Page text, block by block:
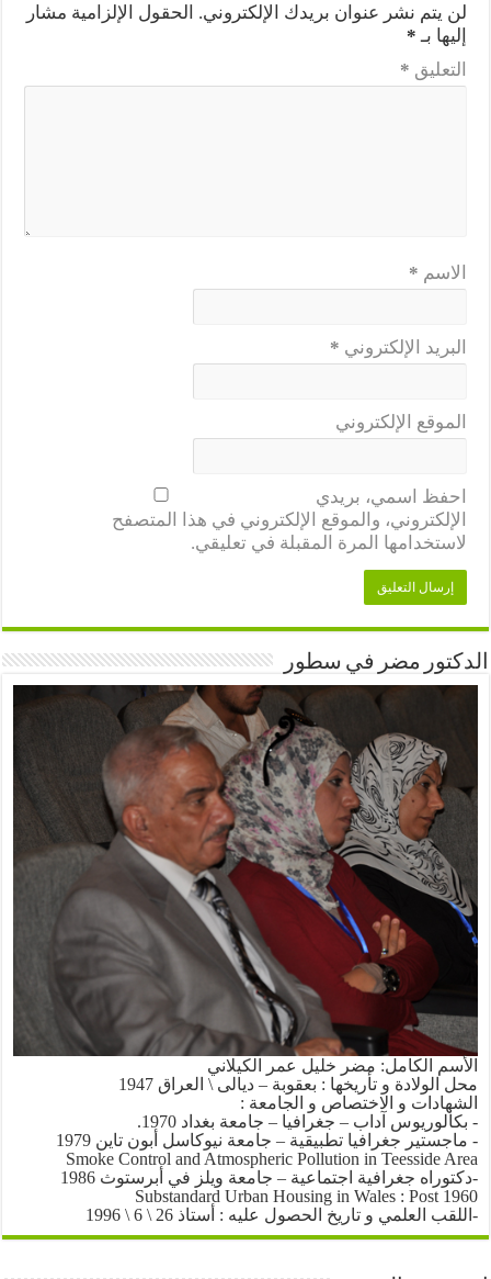
لن يتم نشر عنوان بريدك الإلكتروني. الحقول الإلزامية مشار
إليها بـ *
التعليق *
الاسم *
البريد الإلكتروني *
الموقع الإلكتروني
احفظ اسمي، بريدي
الإلكتروني، والموقع الإلكتروني في هذا المتصفح
لاستخدامها المرة المقبلة في تعليقي.
الدكتور مضر في سطور
الأسم الكامل: مضر خليل عمر الكيلاني
محل الولادة و تأريخها : بعقوبة – ديالى \ العراق 1947
الشهادات و الاختصاص و الجامعة :
- بكالوريوس آداب – جغرافيا – جامعة بغداد 1970.
- ماجستير جغرافيا تطبيقية – جامعة نيوكاسل أبون تاين 1979
Smoke Control and Atmospheric Pollution in Teesside Area
-دكتوراه جغرافية اجتماعية – جامعة ويلز في أبرستوث 1986
Substandard Urban Housing in Wales : Post 1960
-اللقب العلمي و تاريخ الحصول عليه : أستاذ 26 \ 6 \ 1996